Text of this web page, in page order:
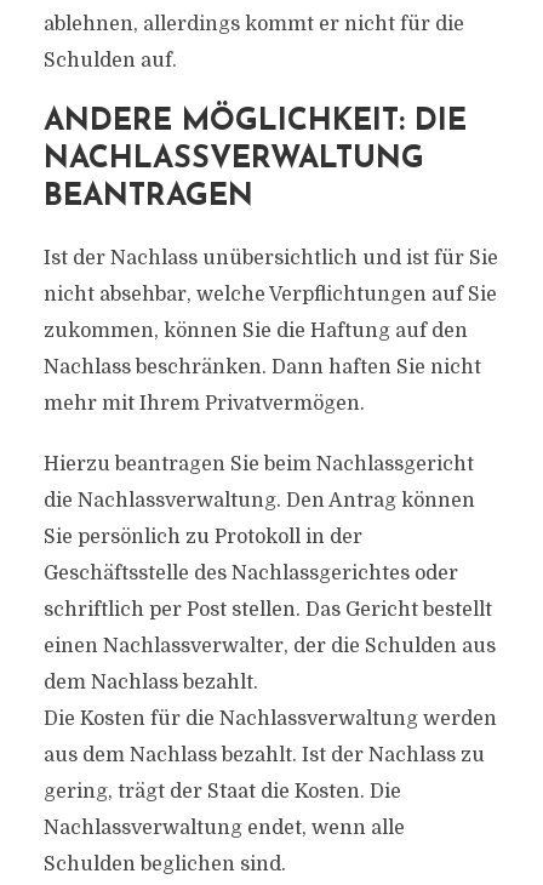
ablehnen, allerdings kommt er nicht für die
Schulden auf.
ANDERE MÖGLICHKEIT: DIE
NACHLASSVERWALTUNG
BEANTRAGEN
Ist der Nachlass unübersichtlich und ist für Sie
nicht absehbar, welche Verpflichtungen auf Sie
zukommen, können Sie die Haftung auf den
Nachlass beschränken. Dann haften Sie nicht
mehr mit Ihrem Privatvermögen.
Hierzu beantragen Sie beim Nachlassgericht
die Nachlassverwaltung. Den Antrag können
Sie persönlich zu Protokoll in der
Geschäftsstelle des Nachlassgerichtes oder
schriftlich per Post stellen. Das Gericht bestellt
einen Nachlassverwalter, der die Schulden aus
dem Nachlass bezahlt.
Die Kosten für die Nachlassverwaltung werden
aus dem Nachlass bezahlt. Ist der Nachlass zu
gering, trägt der Staat die Kosten. Die
Nachlassverwaltung endet, wenn alle
Schulden beglichen sind.